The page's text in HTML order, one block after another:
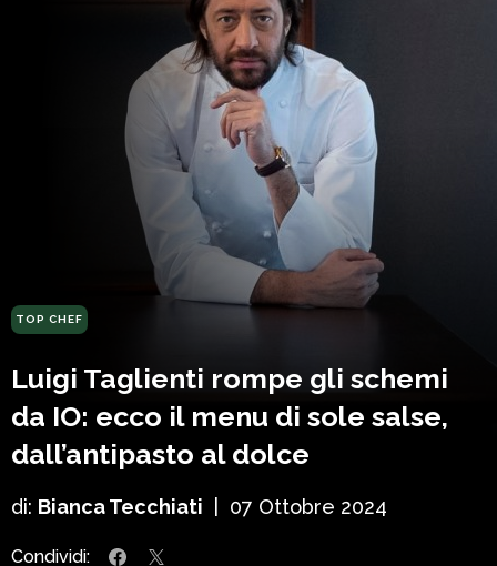
TOP CHEF
Luigi Taglienti rompe gli schemi
da IO: ecco il menu di sole salse,
dall’antipasto al dolce
di: Bianca Tecchiati 07 Ottobre 2024
Condividi: